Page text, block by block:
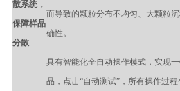
散系统，
保障样品
分散
而导致的颗粒分布不均匀、大颗粒
确性。
具有智能化全自动操作模式，实现
品，点击“自动测试”，所有操作过